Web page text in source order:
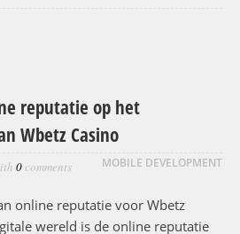
reputatie op het
Wbetz Casino
MOBILE DEVELOPMENT
0comments
online reputatie voor Wbetz
wereld is de online reputatie